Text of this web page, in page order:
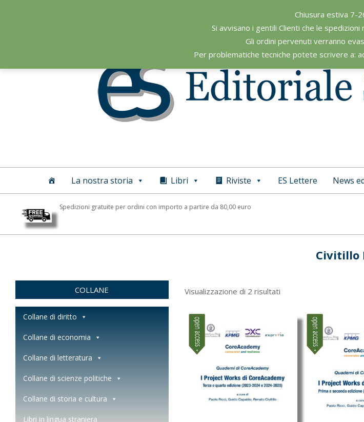
Chiusura estiva 7-
Si avvisano i gentili Clienti che le
Gli ordini pervenuti verranno
Per problematiche tecniche potete scrivere a:
Editoriale
Scientifica
La nostra storia Libri Riviste ES Lettere News
Spedizioni gratuite per ordini con importo a partire da 80,00 euro
Civitillo
Visualizzazione di 2 risultatiOrdina
al
COLLANE
Collane di diritto
Collane di economia
Collane di letteratura
Collane di scienze politiche
Collane di storia e cultura
Libri in lingua straniera